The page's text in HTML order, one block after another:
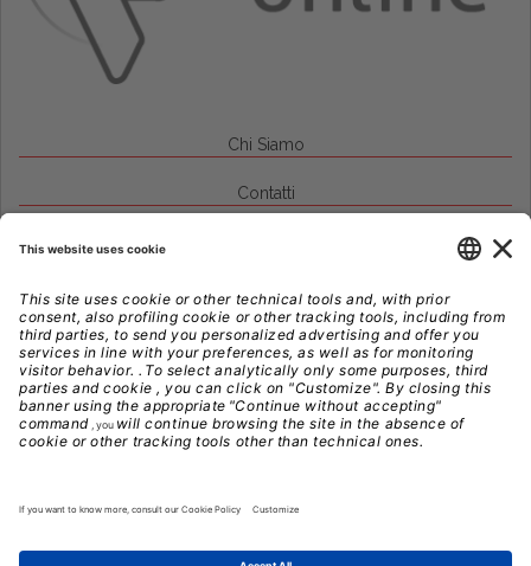
Chi Siamo
Contatti
Note Legali
Privacy
Gestione Cookie